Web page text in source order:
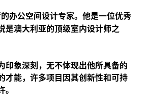
办公空间设计专家。他是一位优秀
是澳大利亚的顶级室内设计师之
印象深刻，无不体现出他所具备的
才能，许多项目因其创新性和可持